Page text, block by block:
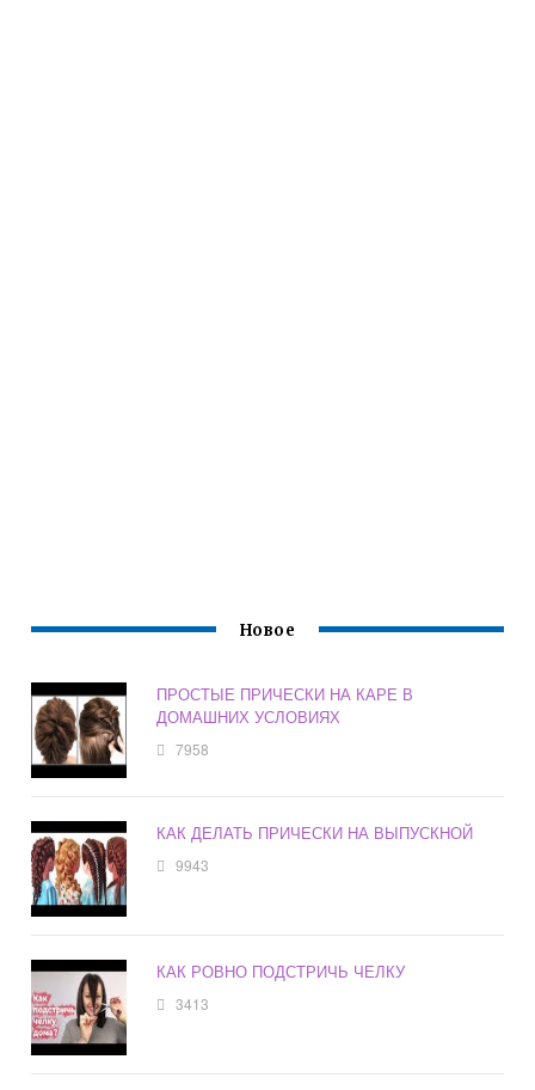
Новое
ПРОСТЫЕ ПРИЧЕСКИ НА КАРЕ В
ДОМАШНИХ УСЛОВИЯХ
7958
КАК ДЕЛАТЬ ПРИЧЕСКИ НА ВЫПУСКНОЙ
9943
КАК РОВНО ПОДСТРИЧЬ ЧЕЛКУ
3413